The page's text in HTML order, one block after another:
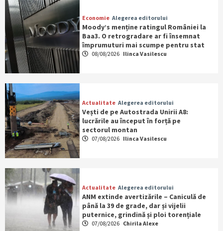
Economie Alegerea editorului
Moody’s menține ratingul României la
Baa3. O retrogradare ar fi însemnat
împrumuturi mai scumpe pentru stat
08/08/2026 Ilinca Vasilescu
Actualitate Alegerea editorului
Vești de pe Autostrada Unirii A8:
lucrările au început în forță pe
sectorul montan
07/08/2026 Ilinca Vasilescu
Actualitate Alegerea editorului
ANM extinde avertizările – Caniculă de
până la 39 de grade, dar și vijelii
puternice, grindină și ploi torențiale
07/08/2026 Chirila Alexe